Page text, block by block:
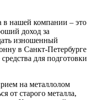
в нашей компании – это
доход за
изношенный
в Санкт-Петербурге
для подготовки
на металлолом
от старого металла,